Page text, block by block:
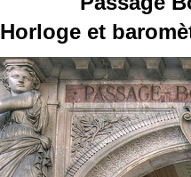
Horloge et